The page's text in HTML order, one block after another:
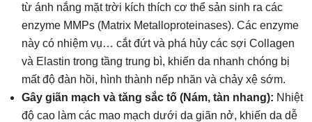
từ ánh nắng mặt trời kích thích cơ thể sản sinh ra các
enzyme MMPs (Matrix Metalloproteinases). Các enzyme
này có nhiệm vụ… cắt đứt và phá hủy các sợi Collagen
và Elastin trong tầng trung bì, khiến da nhanh chóng bị
mất độ đàn hồi, hình thành nếp nhăn và chảy xệ sớm.
Gây giãn mạch và tăng sắc tố (Nám, tàn nhang): Nhiệt
độ cao làm các mao mạch dưới da giãn nở, khiến da dễ